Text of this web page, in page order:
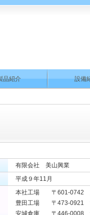
品紹介 設備
有限会社 美山興業
平成９年11月
本社工場 〒601-0742
豊田工場 〒473-0921
安城倉庫 〒446-0008